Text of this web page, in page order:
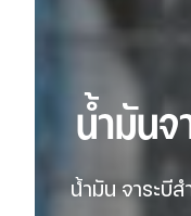
น้ำมันจ
น้ำมัน จาระบีส